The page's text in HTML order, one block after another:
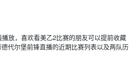
放，喜欢看美乙2比赛的朋友可以提前收藏
代尔堡前锋直播的近期比赛列表以及两队历